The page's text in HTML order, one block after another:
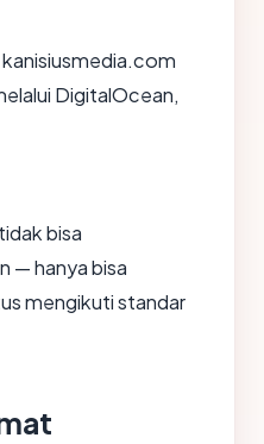
DigitalOcean,
bisa
— hanya bisa
mengikuti standar